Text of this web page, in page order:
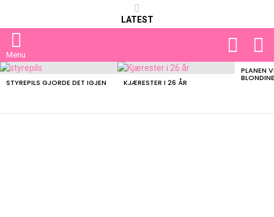
LATEST
Menu
LATEST
STYREPILS GJORDE DET IGJEN KJÆRESTER I 26 ÅR
PLANEN